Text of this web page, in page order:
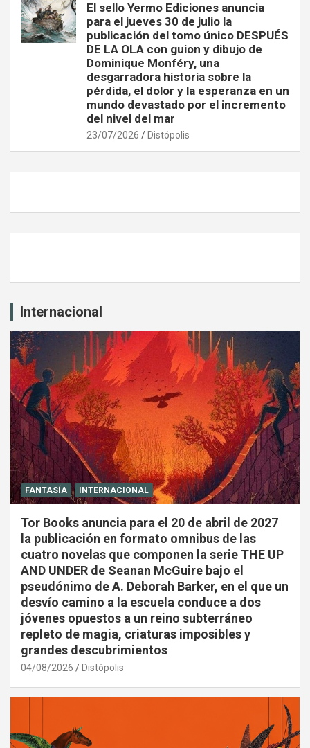
El sello Yermo Ediciones anuncia
para el jueves 30 de julio la
publicación del tomo único DESPUÉS
DE LA OLA con guion y dibujo de
Dominique Monféry, una
desgarradora historia sobre la
pérdida, el dolor y la esperanza en un
mundo devastado por el incremento
del nivel del mar
23/07/2026 Distópolis
Internacional
FANTASÍA INTERNACIONAL
Tor Books anuncia para el 20 de abril de 2027
la publicación en formato omnibus de las
cuatro novelas que componen la serie THE UP
AND UNDER de Seanan McGuire bajo el
pseudónimo de A. Deborah Barker, en el que un
desvío camino a la escuela conduce a dos
jóvenes opuestos a un reino subterráneo
repleto de magia, criaturas imposibles y
grandes descubrimientos
04/08/2026 Distópolis